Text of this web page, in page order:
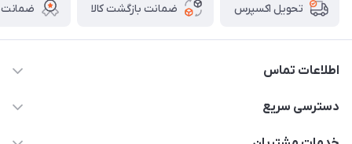
تحویل اکسپرس ضمانت بازگشت کالا ضمانت
اطلاعات تماس
برای دریافت کدرهگیری پیامک دهید 09364926911
دسترسی سریع
حساب کاربری